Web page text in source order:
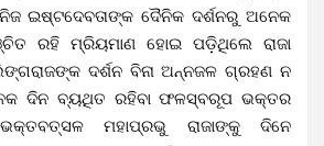
ଇଷ୍ଟଦେବତାଙ୍କ ଦୈନିକ ଦର୍ଶନରୁ ଅନେକ
ରହି ମ୍ରିୟମାଣ ହୋଇ ପଡ଼ିଥିଲେ ରାଜା
ଦର୍ଶନ ବିନା ଅନ୍ନଜଳ ଗ୍ରହଣ ନ
ଦିନ ବ୍ୟଥିତ ରହିବା ଫଳସ୍ବରୂପ ଭକ୍ତର
ମହାପ୍ରଭୁ ରାଜାଙ୍କୁ ଦିନେ